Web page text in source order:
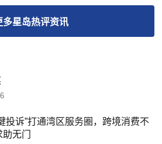
多星岛热评资讯
投诉”打通湾区服务圈，跨境消费不
无门